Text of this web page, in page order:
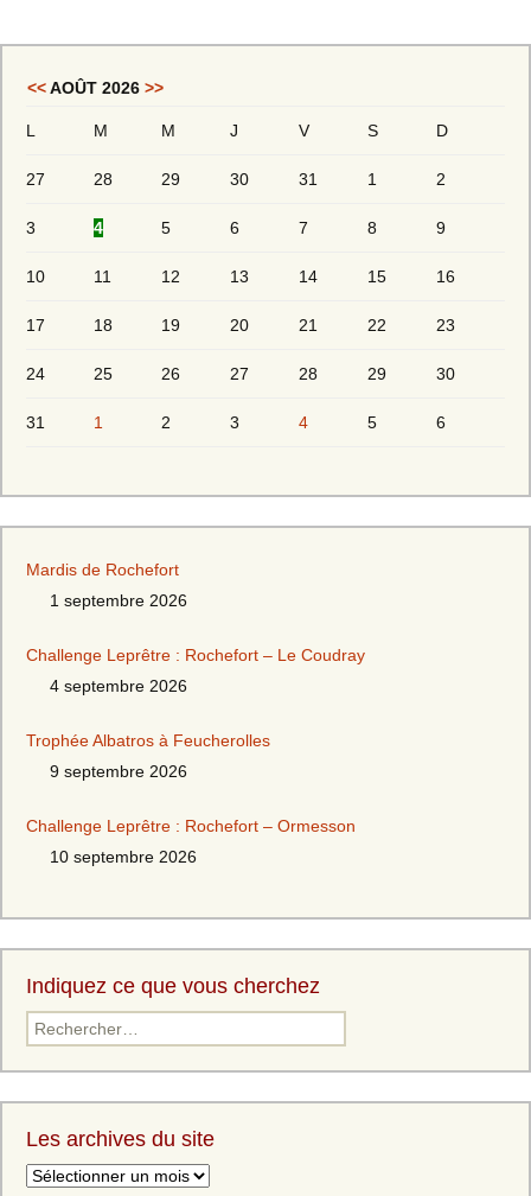
<<AOÛT 2026 >>
L M M J V S D
27 28 29 30 31 1 2
3 4 5 6 7 8 9
10 11 12 13 14 15 16
17 18 19 20 21 22 23
24 25 26 27 28 29 30
31 1 2 3 4 5 6
Mardis de Rochefort
1 septembre 2026
Challenge Leprêtre : Rochefort – Le Coudray
4 septembre 2026
Trophée Albatros à Feucherolles
9 septembre 2026
Challenge Leprêtre : Rochefort – Ormesson
10 septembre 2026
Indiquez ce que vous cherchez
Les archives du site